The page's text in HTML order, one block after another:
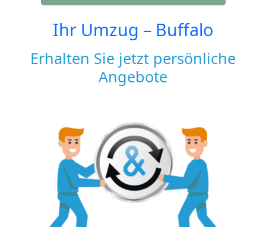
Ihr Umzug – Buffalo
Erhalten Sie jetzt persönliche
Angebote